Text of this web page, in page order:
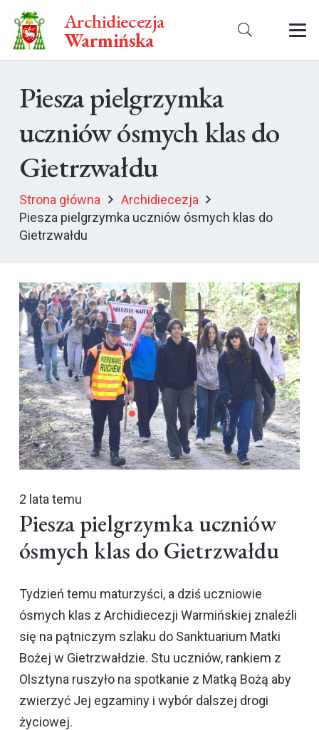
Archidiecezja
Warmińska
Piesza pielgrzymka
uczniów ósmych klas do
Gietrzwałdu
Strona główna
Archidiecezja
Piesza pielgrzymka uczniów ósmych klas do
Gietrzwałdu
2 lata temu
Piesza pielgrzymka uczniów
ósmych klas do Gietrzwałdu
Tydzień temu maturzyści, a dziś uczniowie
ósmych klas z Archidiecezji Warmińskiej znaleźli
się na pątniczym szlaku do Sanktuarium Matki
Bożej w Gietrzwałdzie. Stu uczniów, rankiem z
Olsztyna ruszyło na spotkanie z Matką Bożą aby
zwierzyć Jej egzaminy i wybór dalszej drogi
życiowej.